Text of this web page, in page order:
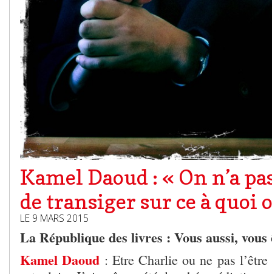
Kamel Daoud : « On n’a
de transiger sur ce à quoi
LE 9 MARS 2015
La République des livres : Vous aussi,
Kamel Daoud : Etre Charlie ou ne pas